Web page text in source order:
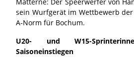
sein Wurfgerät im Wettbewerb
A-Norm für Bochum.
U20- und W15-
Saisoneinstiegen